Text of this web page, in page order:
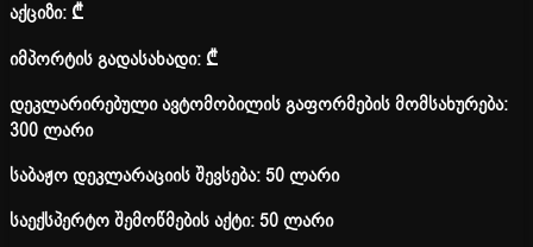
აქციზი:₾
იმპორტის გადასახადი:₾
დეკლარირებული ავტომობილის გაფორმების მომსახურება:
300 ლარი
საბაჟო დეკლარაციის შევსება: 50 ლარი
საექსპერტო შემოწმების აქტი: 50 ლარი